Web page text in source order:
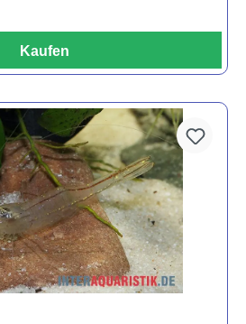
Kaufen